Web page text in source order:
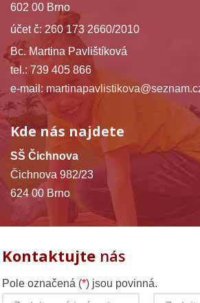
602 00 Brno
účet č: 260 173 2660/2010
Bc. Martina Pavlištíková
tel.: 739 405 866
e-mail:
Kde nás najdete
SŠ Čichnova
Čichnova 982/23
624 00 Brno
Kontaktujte nás
Pole označená (*) jsou povinná.